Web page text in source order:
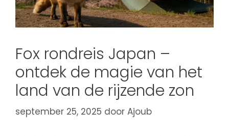
Fox rondreis Japan –
ontdek de magie van het
land van de rijzende zon
september 25, 2025 door Ajoub